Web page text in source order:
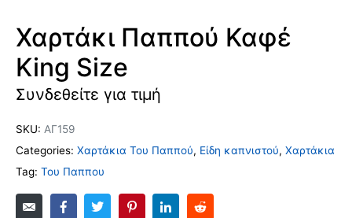
Χαρτάκι Παππού Καφέ
King Size
Συνδεθείτε για τιμή
SKU: ΑΓ159
Categories: Xαρτάκια Του Παππού, Είδη καπνιστού, Χαρτάκια
Tag: Του Παππου